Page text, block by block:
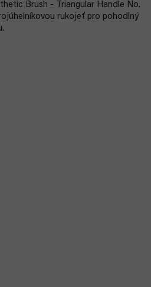
Brush - Triangular Handle No.
rukojeť pro pohodlný